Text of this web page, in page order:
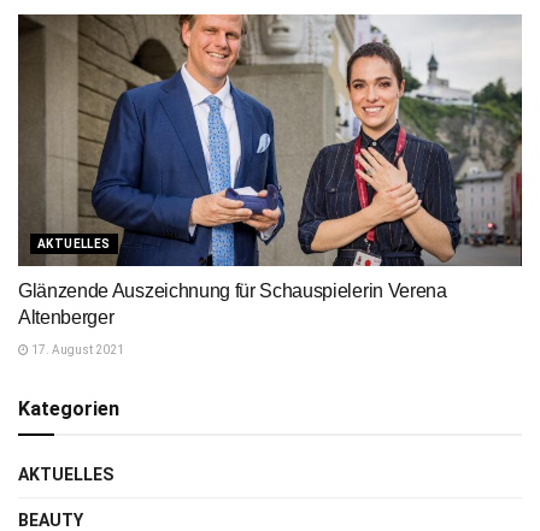
AKTUELLES
Glänzende Auszeichnung für Schauspielerin Verena
Altenberger
17. August 2021
Kategorien
AKTUELLES
BEAUTY